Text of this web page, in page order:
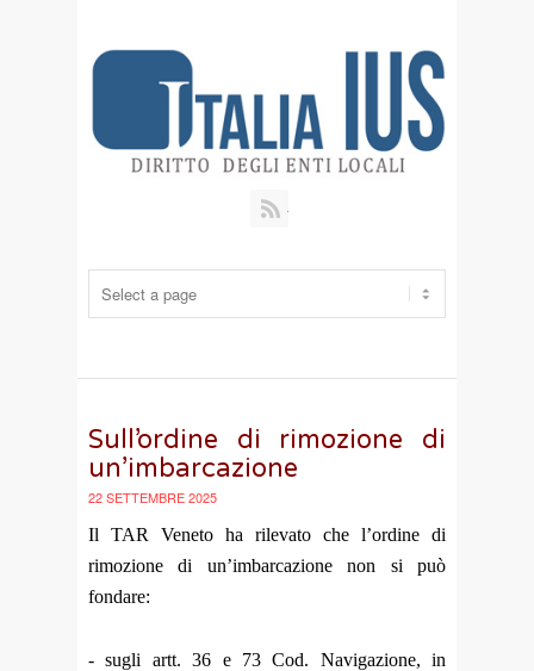
Sull’ordine di rimozione di
un’imbarcazione
22 SETTEMBRE 2025
Il TAR Veneto ha rilevato che l’ordine di
rimozione di un’imbarcazione non si può
fondare:
- sugli artt. 36 e 73 Cod. Navigazione, in